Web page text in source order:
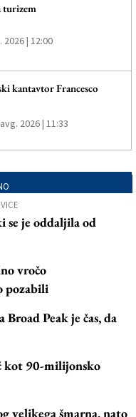
turizem
2026 | 12:00
kantavtor Francesco
2026 | 11:33
se je oddaljila od
vročo
pozabili
Peak je čas, da
kot 90-milijonsko
velikega šmarna, nato